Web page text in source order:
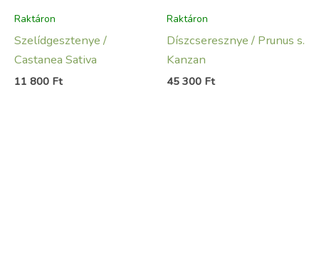
Raktáron
Szelídgesztenye /
Castanea Sativa
11 800 Ft
Raktáron
Díszcseresznye / Prunus s.
Kanzan
45 300 Ft